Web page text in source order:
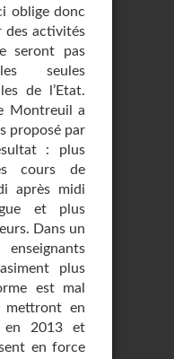
oblige donc
des activités
seront pas
seules
de l’Etat.
Montreuil a
proposé par
: plus
cours de
après midi
et plus
Dans un
plus
est mal
mettront en
en 2013 et
en force